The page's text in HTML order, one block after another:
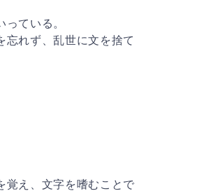
ている。
忘れず、乱世に文を捨て
覚え、文字を嗜むことで